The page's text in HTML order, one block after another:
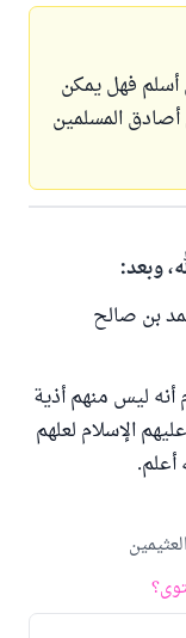
أسلم فهل يمكن
المسلمين
وبعد:
بن صالح
أنه ليس منهم أذية
الإسلام لعلهم
أعلم.